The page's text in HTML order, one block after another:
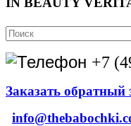
+7
Заказать обратный